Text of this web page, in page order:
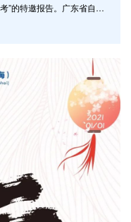
”的特邀报告。广东省自然
事长出席年会并讲话。全
大湾区、南